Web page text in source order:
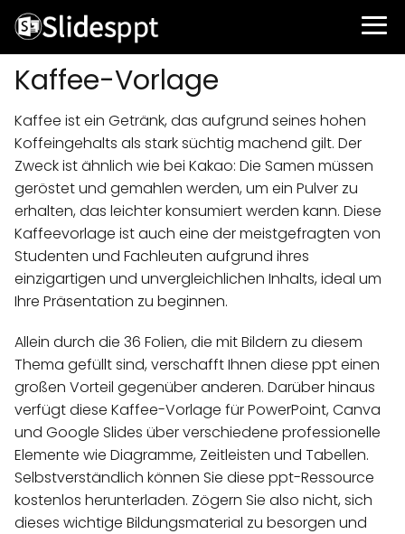
Kaffee-Vorlage
Kaffee ist ein Getränk, das aufgrund seines hohen
Koffeingehalts als stark süchtig machend gilt. Der
Zweck ist ähnlich wie bei Kakao: Die Samen müssen
geröstet und gemahlen werden, um ein Pulver zu
erhalten, das leichter konsumiert werden kann. Diese
Kaffeevorlage ist auch eine der meistgefragten von
Studenten und Fachleuten aufgrund ihres
einzigartigen und unvergleichlichen Inhalts, ideal um
Ihre Präsentation zu beginnen.
Allein durch die 36 Folien, die mit Bildern zu diesem
Thema gefüllt sind, verschafft Ihnen diese ppt einen
großen Vorteil gegenüber anderen. Darüber hinaus
verfügt diese Kaffee-Vorlage für PowerPoint, Canva
und Google Slides über verschiedene professionelle
Elemente wie Diagramme, Zeitleisten und Tabellen.
Selbstverständlich können Sie diese ppt-Ressource
kostenlos herunterladen. Zögern Sie also nicht, sich
dieses wichtige Bildungsmaterial zu besorgen und